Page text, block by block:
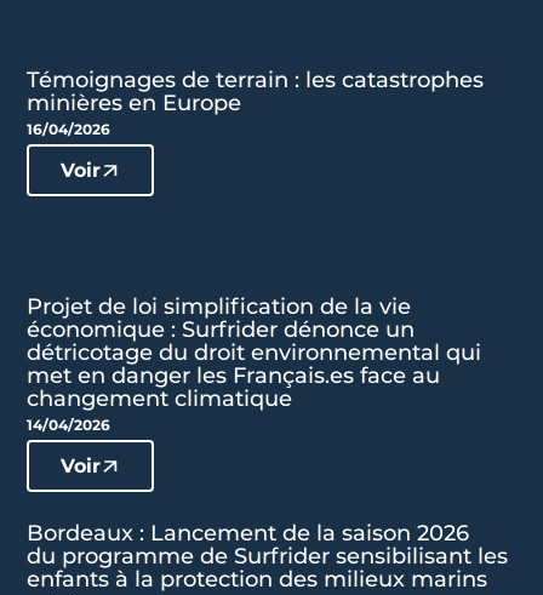
Témoignages de terrain : les catastrophes
minières en Europe
16/04/2026
Voir
Projet de loi simplification de la vie
économique : Surfrider dénonce un
détricotage du droit environnemental qui
met en danger les Français.es face au
changement climatique
14/04/2026
Voir
Bordeaux : Lancement de la saison 2026
du programme de Surfrider sensibilisant les
enfants à la protection des milieux marins